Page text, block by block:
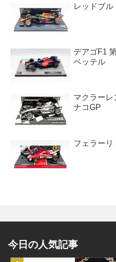
レッドブ
デアゴF1
ベッテル
マクラーレ
ナコGP
フェラーリ
今日の人気記事